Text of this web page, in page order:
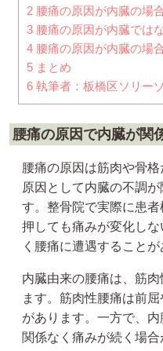
2 腰痛の原因が内臓の場
3 腰痛の原因が内臓では
4 腰痛の原因が内臓の場
5 まとめ
6 執筆者：板橋区ソリー
腰痛の原因で内臓が関
腰痛の原因は筋肉や骨
原因として内臓の不調
す。整骨院で実際に患
押しても痛みが変化し
く腰痛に遭遇することが
内臓由来の腰痛は、筋
ます。筋肉性腰痛は前
があります。一方で、
関係なく痛みが続く場合